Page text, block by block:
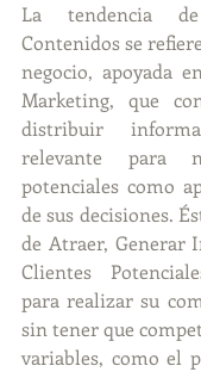
La tendencia
Contenidos se
negocio, apoyada
Marketing, que
distribuir
relevante para
potenciales como
de sus decisiones.
de Atraer, Generar
Clientes
para realizar su
sin tener que
variables, como el